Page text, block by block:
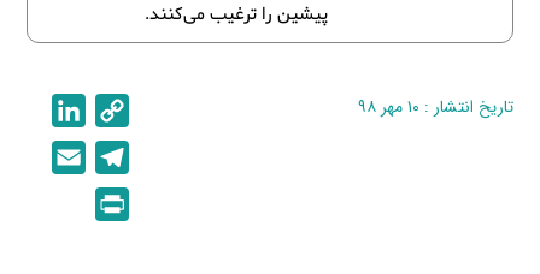
پیشین را ترغیب می‌کنند.
تاریخ انتشار : ۱۰ مهر ۹۸
o
p
y
i
n
e
l